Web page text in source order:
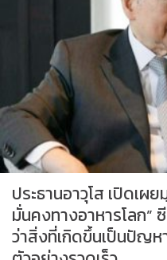
ประธานอาวุโส เปิดเผ
มั่นคงทางอาหารโลก”
ว่าสิ่งที่เกิดขึ้นเป็นปัญ